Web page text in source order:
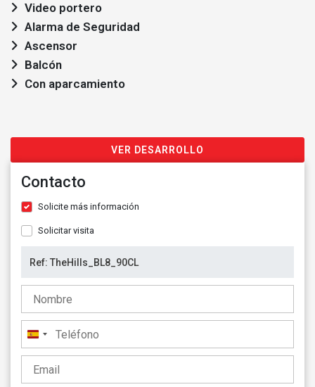
Video portero
Alarma de Seguridad
Ascensor
Balcón
Con aparcamiento
VER DESARROLLO
Contacto
Solicite más información
Solicitar visita
España
+34